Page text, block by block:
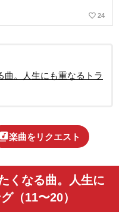
favorite_border 24
曲。人生にも重なるトラ
楽曲をリクエスト
くなる曲。人生に
（11〜20）